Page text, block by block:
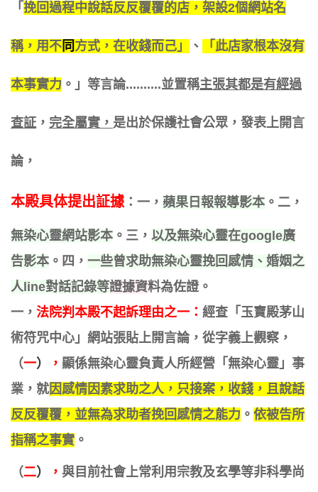
「 挽回過程中說話反反覆覆的店，架設2個網站名
稱，用不 同 方式，在收錢而己」 、 「此店家根本沒有
本事實力 。」等言論..........並置稱主張其都是有經過
查証 ， 完全屬實， 是出於保護社會公眾，發表上開言
論，
本殿具体提出証據：一， 蘋果日報報導影本 。二，
無染心靈網站影本 。三， 以及無染心靈在google廣
告影本 。四， 一些曾求助無染心靈挽回感情、婚姻之
人line對話記錄等證據資料為佐證。
一 ， 法院判本殿不起訴理由之一 ： 經查「玉寶殿茅山
術符咒中心」 網站張貼上開言論，從字義上觀察，
（一） ， 顯係無染心靈負責人所經營「 無染心靈 」事
業，就因感情因素求助之人，只接案，收錢，且說話
反反覆覆，並無為求助者挽回感情之能力 。 ​依被告所
指稱之事實 。
（二） ， 與目前社會上常利用宗教及玄學等非科學尚